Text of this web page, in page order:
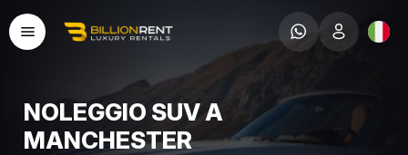
NOLEGGIO SUV A
MANCHESTER